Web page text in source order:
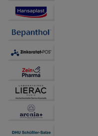
Bitte beachten Sie,
Dritte wie z.B. Google